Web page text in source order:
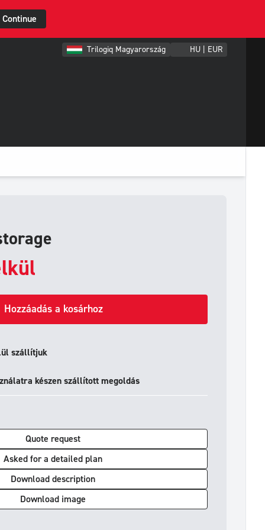
Continue
Trilogiq Magyarország HU | EUR
Hozzáadás a kosárhoz
szállítjuk
készen szállított megoldás
Quote request
Asked for a detailed plan
Download description
Download image